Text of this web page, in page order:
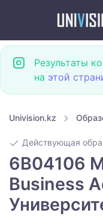
Результаты
на этой
Univision.kz
Действующая
6B04106
Business